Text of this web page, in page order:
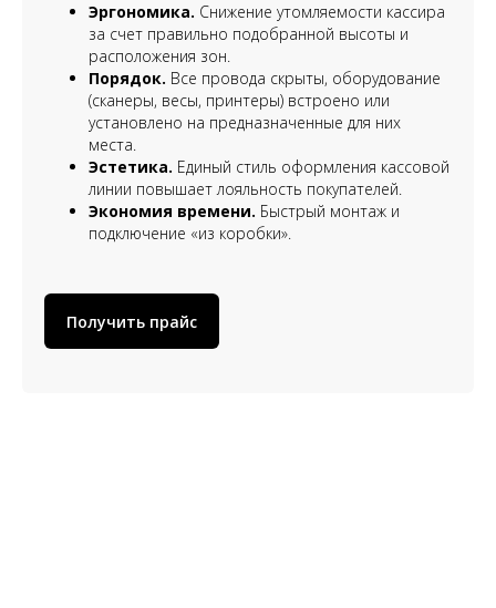
Эргономика. Снижение утомляемости кассира
за счет правильно подобранной высоты и
расположения зон.
Порядок. Все провода скрыты, оборудование
(сканеры, весы, принтеры) встроено или
установлено на предназначенные для них
места.
Эстетика. Единый стиль оформления кассовой
линии повышает лояльность покупателей.
Экономия времени. Быстрый монтаж и
подключение «из коробки».
Получить прайс